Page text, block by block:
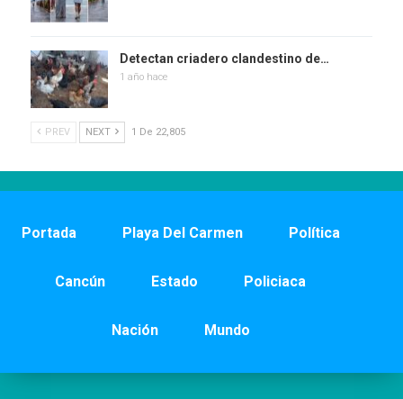
Detectan criadero clandestino de…
1 año hace
PREV NEXT 1 De 22,805
Portada Playa Del Carmen Política
Cancún Estado Policiaca
Nación Mundo